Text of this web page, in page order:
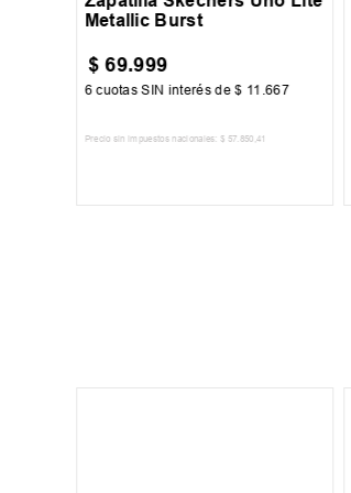
Metallic Burst
$ 69.999
6 cuotas SIN interés de$ 11 .667
Precio sin impuestos nacionales: $ 57.850 ,41